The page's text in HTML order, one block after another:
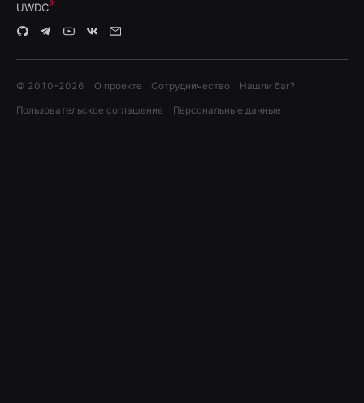
UWDC
© 2010–2026 О проекте Сотрудничество Нашли баг?
Пользовательское соглашение Персональные данные